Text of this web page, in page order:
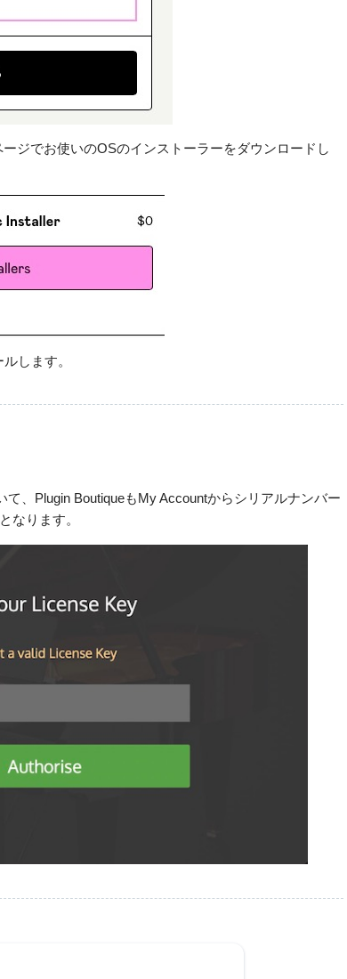
ジでお使いのOSのインストーラーをダウンロードし
します。
、Plugin BoutiqueもMy Accountからシリアルナンバー
なります。